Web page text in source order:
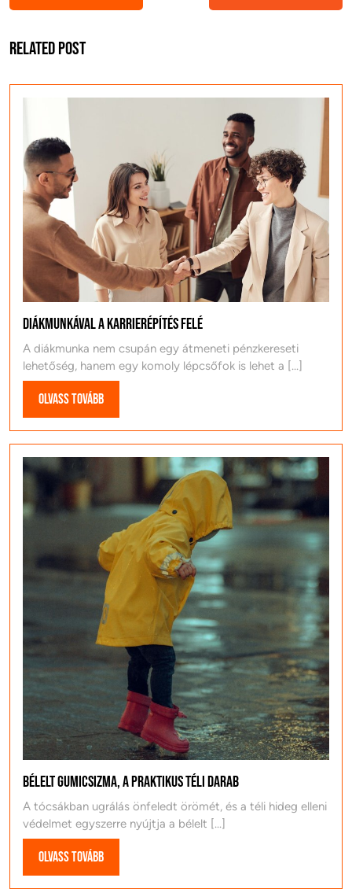
Related Post
Diákmunkával a karrierépítés felé
A diákmunka nem csupán egy átmeneti pénzkereseti
lehetőség, hanem egy komoly lépcsőfok is lehet a [...]
Olvass továbbOlvass
tovább
Bélelt gumicsizma, a praktikus téli darab
A tócsákban ugrálás önfeledt örömét, és a téli hideg elleni
védelmet egyszerre nyújtja a bélelt [...]
Olvass továbbOlvass
tovább